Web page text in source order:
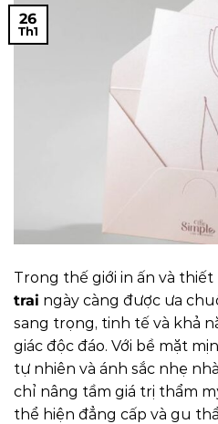
26
Th1
Trong thế giới in ấn và thiết
trai ngày càng được ưa
sang trọng, tinh tế và khả
giác độc đáo. Với bề mặt
tự nhiên và ánh sắc nhẹ
chỉ nâng tầm giá trị thẩm
thể hiện đẳng cấp và gu